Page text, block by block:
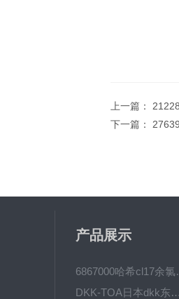
上一篇：
下一篇：
产品展示
6867000
DKK-TOA日本dkk东亚电